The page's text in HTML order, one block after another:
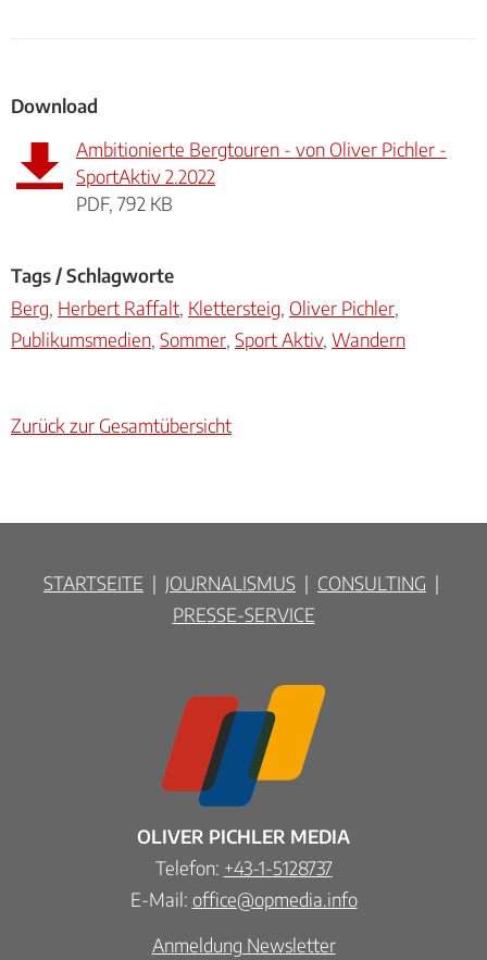
Download
Ambitionierte Bergtouren - von Oliver Pichler -
SportAktiv 2.2022
PDF, 792 KB
Tags / Schlagworte
Berg, Herbert Raffalt, Klettersteig, Oliver Pichler,
Publikumsmedien, Sommer, Sport Aktiv, Wandern
Zurück zur Gesamtübersicht
STARTSEITE | JOURNALISMUS | CONSULTING |
PRESSE-SERVICE
OLIVER PICHLER MEDIA
Telefon: +43-1-5128737
E-Mail: office@opmedia.info
Anmeldung Newsletter